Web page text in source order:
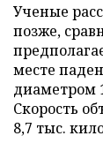
Ученые
позже,
месте
диаметром
Скорость
8,7 тыс.